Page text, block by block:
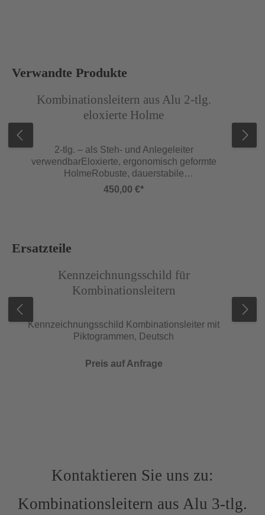
Produktgalerie überspringen
Verwandte Produkte
Kombinationsleitern aus Alu 2-tlg.
eloxierte Holme
2-tlg. – als Steh- und Anlegeleiter
verwendbarEloxierte, ergonomisch geformte
HolmeRobuste, dauerstabile
MehrfachverpressungHöchste Holmstabilität
gegen BeulungSteckhaken mit
Leiterbreite ca. 490 mm, Sprossenabstand 300
450,00 €*
Produktgalerie überspringen
Ersatzteile
Kennzeichnungsschild für
Kombinationsleitern
Kennzeichnungsschild Kombinationsleiter mit
Piktogrammen, Deutsch
Preis auf Anfrage
Kontaktieren Sie uns zu:
Kombinationsleitern aus Alu 3-tlg.